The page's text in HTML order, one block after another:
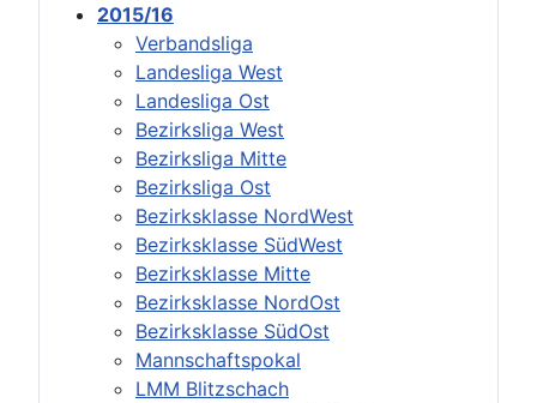
2015/16
Verbandsliga
Landesliga West
Landesliga Ost
Bezirksliga West
Bezirksliga Mitte
Bezirksliga Ost
Bezirksklasse NordWest
Bezirksklasse SüdWest
Bezirksklasse Mitte
Bezirksklasse NordOst
Bezirksklasse SüdOst
Mannschaftspokal
LMM Blitzschach